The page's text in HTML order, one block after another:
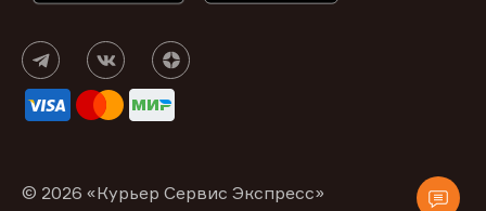
© 2026 «Курьер Сервис Экспресс»